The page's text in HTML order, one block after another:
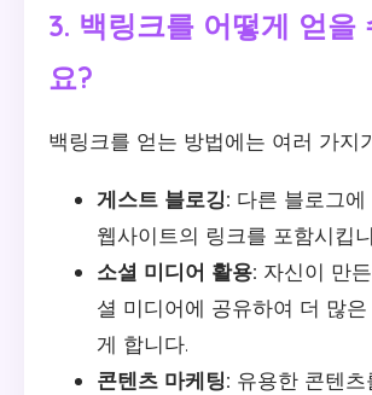
3. 백링크를 어떻게 얻을
요?
백링크를 얻는 방법에는 여러 가지
게스트 블로깅: 다른 블로그
웹사이트의 링크를 포함시킵
소셜 미디어 활용: 자신이 만
셜 미디어에 공유하여 더 많
게 합니다.
콘텐츠 마케팅: 유용한 콘텐츠